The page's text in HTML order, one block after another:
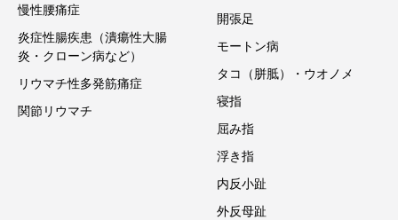
慢性腰痛症
炎症性腸疾患（潰瘍性大腸
炎・クローン病など）
リウマチ性多発筋痛症
関節リウマチ
開張足
モートン病
タコ（胼胝）・ウオノメ
寝指
屈み指
浮き指
内反小趾
外反母趾